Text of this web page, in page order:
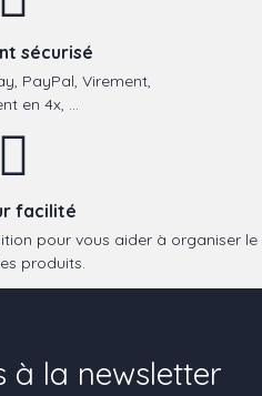
sécurisé
PayPal, Virement,
en 4x, ...
facilité
pour vous aider à organiser le
produits.
à la newsletter